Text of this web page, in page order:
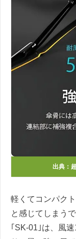
出典：
軽くてコンパク
と感じてしまうで
｢SK-01｣は、風